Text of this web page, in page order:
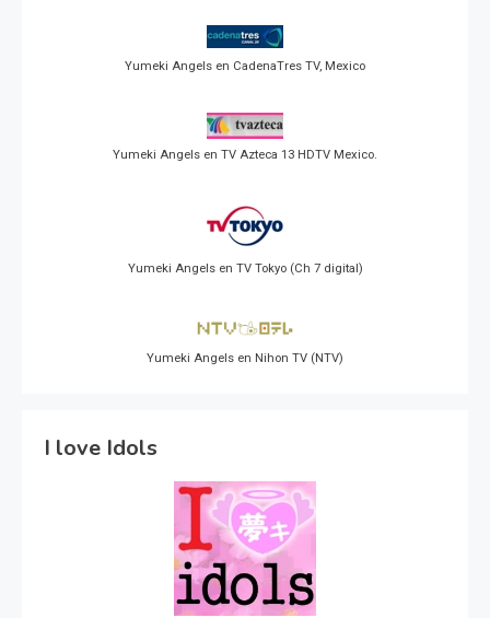
Yumeki Angels en CadenaTres TV, Mexico
Yumeki Angels en TV Azteca 13 HDTV Mexico.
Yumeki Angels en TV Tokyo (Ch 7 digital)
Yumeki Angels en Nihon TV (NTV)
I love Idols